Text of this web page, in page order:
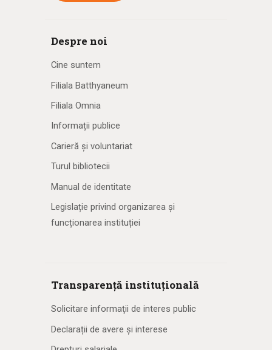
Despre noi
Cine suntem
Filiala Batthyaneum
Filiala Omnia
Informații publice
Carieră și voluntariat
Turul bibliotecii
Manual de identitate
Legislație privind organizarea și
funcționarea instituției
Transparență instituțională
Solicitare informaţii de interes public
Declarații de avere și interese